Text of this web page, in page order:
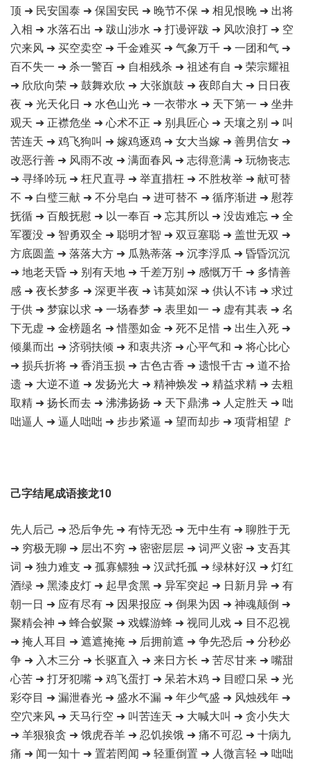
顶 ➜ 民安国泰 ➜ 保国安民 ➜ 晚节不保 ➜ 相见恨晚 ➜ 出将
入相 ➜ 水落石出 ➜ 跋山涉水 ➜ 打谩评跋 ➜ 风吹浪打 ➜ 空
穴来风 ➜ 买空卖空 ➜ 千金难买 ➜ 气象万千 ➜ 一团和气 ➜
百不失一 ➜ 杀一警百 ➜ 自相残杀 ➜ 祖述有自 ➜ 荣宗耀祖
➜ 欣欣向荣 ➜ 鼓舞欢欣 ➜ 大张旗鼓 ➜ 夜郎自大 ➜ 日日夜
夜 ➜ 光天化日 ➜ 水色山光 ➜ 一衣带水 ➜ 天下第一 ➜ 坐井
观天 ➜ 正襟危坐 ➜ 心术不正 ➜ 别具匠心 ➜ 天壤之别 ➜ 叫
苦连天 ➜ 鸡飞狗叫 ➜ 嫁鸡逐鸡 ➜ 女大当嫁 ➜ 善男信女 ➜
改恶行善 ➜ 风雨不改 ➜ 满面春风 ➜ 志得意满 ➜ 玩物丧志
➜ 寻绎吟玩 ➜ 枉尺直寻 ➜ 举直措枉 ➜ 不胜枚举 ➜ 献可替
不 ➜ 白璧三献 ➜ 不分皂白 ➜ 进可替不 ➜ 循序渐进 ➜ 慰荐
抚循 ➜ 百般抚慰 ➜ 以一奉百 ➜ 忘其所以 ➜ 没齿难忘 ➜ 全
军覆没 ➜ 智勇双全 ➜ 聪明才智 ➜ 双豆塞聪 ➜ 盖世无双 ➜
方底圆盖 ➜ 落落大方 ➜ 瓜熟蒂落 ➜ 沉李浮瓜 ➜ 昏昏沉沉
➜ 地老天昏 ➜ 别有天地 ➜ 千差万别 ➜ 感慨万千 ➜ 多情善
感 ➜ 夜长梦多 ➜ 深更半夜 ➜ 讳莫如深 ➜ 供认不讳 ➜ 求过
于供 ➜ 梦寐以求 ➜ 一场春梦 ➜ 表里如一 ➜ 虚有其表 ➜ 名
下无虚 ➜ 金榜题名 ➜ 惜墨如金 ➜ 死不足惜 ➜ 出生入死 ➜
倾巢而出 ➜ 济弱扶倾 ➜ 和衷共济 ➜ 心平气和 ➜ 将心比心
➜ 损兵折将 ➜ 香消玉损 ➜ 古色古香 ➜ 遗恨千古 ➜ 道不拾
遗 ➜ 大逆不道 ➜ 发扬光大 ➜ 精神焕发 ➜ 精益求精 ➜ 去粗
取精 ➜ 扬长而去 ➜ 沸沸扬扬 ➜ 天下鼎沸 ➜ 人定胜天 ➜ 咄
咄逼人 ➜ 逼人咄咄 ➜ 步步紧逼 ➜ 望而却步 ➜ 项背相望 🚩
己字结尾成语接龙10
先人后己 ➜ 恐后争先 ➜ 有恃无恐 ➜ 无中生有 ➜ 聊胜于无
➜ 穷极无聊 ➜ 层出不穷 ➜ 密密层层 ➜ 词严义密 ➜ 支吾其
词 ➜ 独力难支 ➜ 孤寡鳏独 ➜ 汉武托孤 ➜ 绿林好汉 ➜ 灯红
酒绿 ➜ 黑漆皮灯 ➜ 起早贪黑 ➜ 异军突起 ➜ 日新月异 ➜ 有
朝一日 ➜ 应有尽有 ➜ 因果报应 ➜ 倒果为因 ➜ 神魂颠倒 ➜
聚精会神 ➜ 蜂合蚁聚 ➜ 戏蝶游蜂 ➜ 视同儿戏 ➜ 目不忍视
➜ 掩人耳目 ➜ 遮遮掩掩 ➜ 后拥前遮 ➜ 争先恐后 ➜ 分秒必
争 ➜ 入木三分 ➜ 长驱直入 ➜ 来日方长 ➜ 苦尽甘来 ➜ 嘴甜
心苦 ➜ 打牙犯嘴 ➜ 鸡飞蛋打 ➜ 呆若木鸡 ➜ 目瞪口呆 ➜ 光
彩夺目 ➜ 漏泄春光 ➜ 盛水不漏 ➜ 年少气盛 ➜ 风烛残年 ➜
空穴来风 ➜ 天马行空 ➜ 叫苦连天 ➜ 大喊大叫 ➜ 贪小失大
➜ 羊狠狼贪 ➜ 饿虎吞羊 ➜ 忍饥挨饿 ➜ 痛不可忍 ➜ 十病九
痛 ➜ 闻一知十 ➜ 置若罔闻 ➜ 轻重倒置 ➜ 人微言轻 ➜ 咄咄